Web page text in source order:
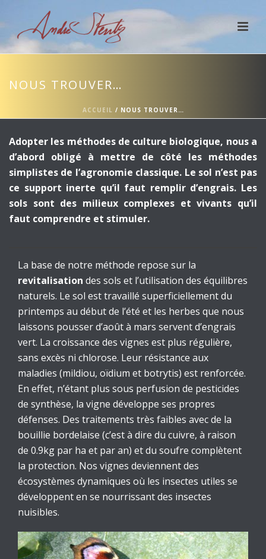
NOUS TROUVER…
ACCUEIL / NOUS TROUVER…
Adopter les méthodes de culture biologique, nous a
d’abord obligé à mettre de côté les méthodes
simplistes de l’agronomie classique. Le sol n’est pas
ce support inerte qu’il faut remplir d’engrais. Les
sols sont des milieux complexes et vivants qu’il
faut comprendre et stimuler.
La base de notre méthode repose sur la
revitalisation des sols et l’utilisation des équilibres
naturels. Le sol est travaillé superficiellement du
printemps au début de l’été et les herbes que nous
laissons pousser d’août à mars servent d’engrais
vert. La croissance des vignes est plus régulière,
sans excès ni chlorose. Leur résistance aux
maladies (mildiou, oïdium et botrytis) est renforcée.
En effet, n’étant plus sous perfusion de pesticides
de synthèse, la vigne développe ses propres
défenses. Des traitements très faibles avec de la
bouillie bordelaise (c’est à dire du cuivre, à raison
de 0.9kg par ha et par an) et du soufre complètent
la protection. Nos vignes deviennent des
écosystèmes dynamiques où les insectes utiles se
développent en se nourrissant des insectes
nuisibles.